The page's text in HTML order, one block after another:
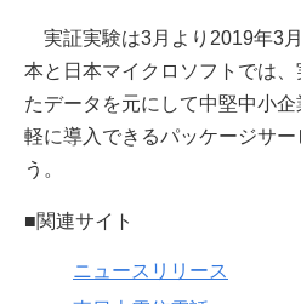
実証実験は3月より2019年3
本と日本マイクロソフトでは
たデータを元にして中堅中小
軽に導入できるパッケージサ
う。
■関連サイト
ニュースリリース